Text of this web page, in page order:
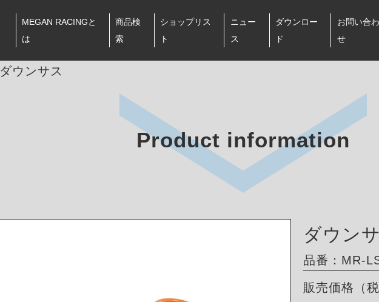
MEGAN RACINGと
は
商品検
索
ショップリス
ト
ニュー
ス
ダウンロー
ド
お問い合わ
せ
ダウンサス
Product information
ダウン
品番：MR-
販売価格（